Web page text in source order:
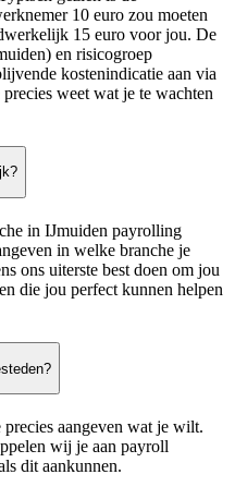
10 euro zou moeten
15 euro voor jou. De
en risicogroep
kostenindicatie aan via
weet wat je te wachten
in IJmuiden payrolling
in welke branche je
ons uiterste best doen om jou
die jou perfect kunnen helpen
aangeven wat je wilt.
wij je aan payroll
dit aankunnen.